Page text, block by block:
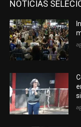
NOTÍCIAS